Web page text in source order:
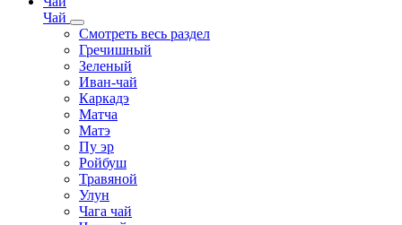
Чай
Смотреть весь раздел
Гречишный
Зеленый
Иван-чай
Каркадэ
Матча
Матэ
Пу эр
Ройбуш
Травяной
Улун
Чага чай